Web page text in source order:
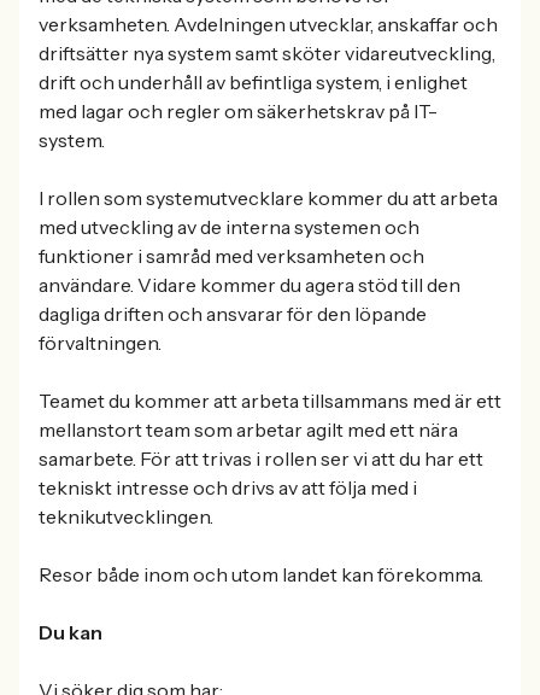
verksamheten. Avdelningen utvecklar, anskaffar och
driftsätter nya system samt sköter vidareutveckling,
drift och underhåll av befintliga system, i enlighet
med lagar och regler om säkerhetskrav på IT-
system.
I rollen som systemutvecklare kommer du att arbeta
med utveckling av de interna systemen och
funktioner i samråd med verksamheten och
användare. Vidare kommer du agera stöd till den
dagliga driften och ansvarar för den löpande
förvaltningen.
Teamet du kommer att arbeta tillsammans med är ett
mellanstort team som arbetar agilt med ett nära
samarbete. För att trivas i rollen ser vi att du har ett
tekniskt intresse och drivs av att följa med i
teknikutvecklingen.
Resor både inom och utom landet kan förekomma.
Du kan